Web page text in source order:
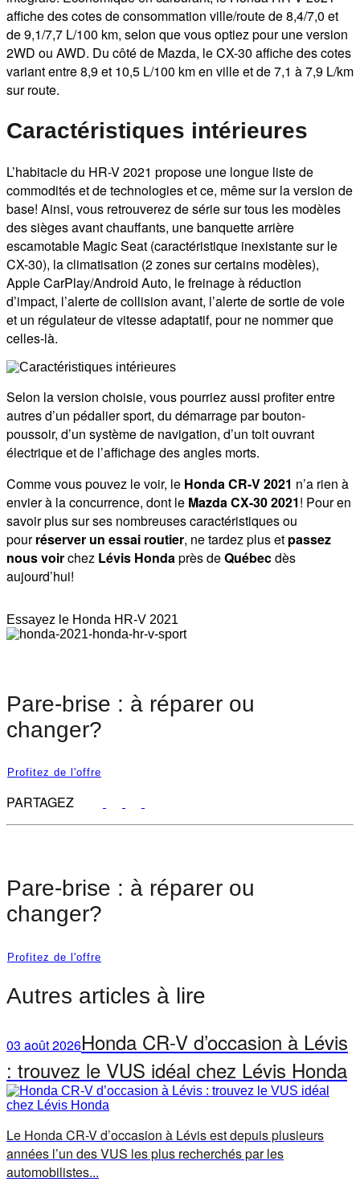
affiche des cotes de consommation ville/route de 8,4/7,0 et
de 9,1/7,7 L/100 km, selon que vous optiez pour une version
2WD ou AWD. Du côté de Mazda, le CX-30 affiche des cotes
variant entre 8,9 et 10,5 L/100 km en ville et de 7,1 à 7,9 L/km
sur route.
Caractéristiques intérieures
L’habitacle du HR-V 2021 propose une longue liste de
commodités et de technologies et ce, même sur la version de
base! Ainsi, vous retrouverez de série sur tous les modèles
des sièges avant chauffants, une banquette arrière
escamotable Magic Seat (caractéristique inexistante sur le
CX-30), la climatisation (2 zones sur certains modèles),
Apple CarPlay/Android Auto, le freinage à réduction
d’impact, l’alerte de collision avant, l’alerte de sortie de voie
et un régulateur de vitesse adaptatif, pour ne nommer que
celles-là.
Selon la version choisie, vous pourriez aussi profiter entre
autres d’un pédalier sport, du démarrage par bouton-
poussoir, d’un système de navigation, d’un toit ouvrant
électrique et de l’affichage des angles morts.
Comme vous pouvez le voir, le Honda CR-V 2021 n’a rien à
envier à la concurrence, dont le Mazda CX-30 2021! Pour en
savoir plus sur ses nombreuses caractéristiques ou
pourréserver un essai routier, ne tardez plus et passez
nous voirchez Lévis Hondaprès deQuébecdès
aujourd’hui!
Essayez le Honda HR-V 2021
Pare-brise : à réparer ou
changer?
Profitez de l'offre
PARTAGEZ
Pare-brise : à réparer ou
changer?
Profitez de l'offre
Autres articles à lire
03 août 2026Honda CR-V d’occasion à Lévis
: trouvez le VUS idéal chez Lévis Honda
Le Honda CR-V d’occasion à Lévis est depuis plusieurs
années l’un des VUS les plus recherchés par les
automobilistes...